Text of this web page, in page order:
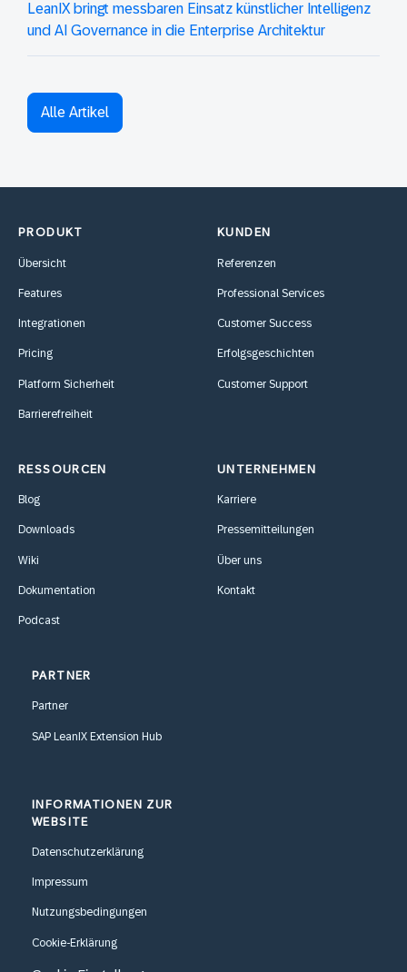
LeanIX bringt messbaren Einsatz künstlicher Intelligenz
und AI Governance in die Enterprise Architektur
Alle Artikel
PRODUKT
Übersicht
Features
Integrationen
Pricing
Platform Sicherheit
Barrierefreiheit
KUNDEN
Referenzen
Professional Services
Customer Success
Erfolgsgeschichten
Customer Support
RESSOURCEN
Blog
Downloads
Wiki
Dokumentation
Podcast
UNTERNEHMEN
Karriere
Pressemitteilungen
Über uns
Kontakt
PARTNER
Partner
SAP LeanIX Extension Hub
INFORMATIONEN ZUR
WEBSITE
Datenschutzerklärung
Impressum
Nutzungsbedingungen
Cookie-Erklärung